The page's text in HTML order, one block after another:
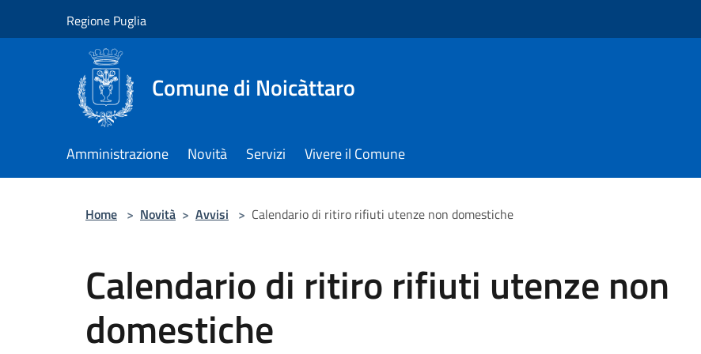
Regione Puglia
Comune di Noicàttaro
Amministrazione Novità Servizi Vivere il Comune
Home > Novità > Avvisi > Calendario di ritiro rifiuti utenze non domestiche
Calendario di ritiro rifiuti utenze non
domestiche